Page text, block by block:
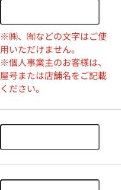
※㈱、㈲などの文字はご使
用いただけません。
※個人事業主のお客様は、
屋号または店舗名をご記載
ください。